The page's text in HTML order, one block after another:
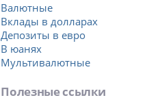
Валютные
Вклады в долларах
Депозиты в евро
В юанях
Мультивалютные
Полезные ссылки